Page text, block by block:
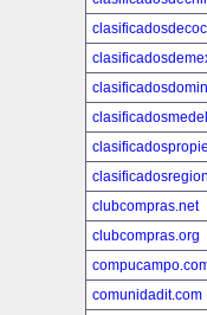
clubcompras.net
clubcompras.org
comunidadit.com